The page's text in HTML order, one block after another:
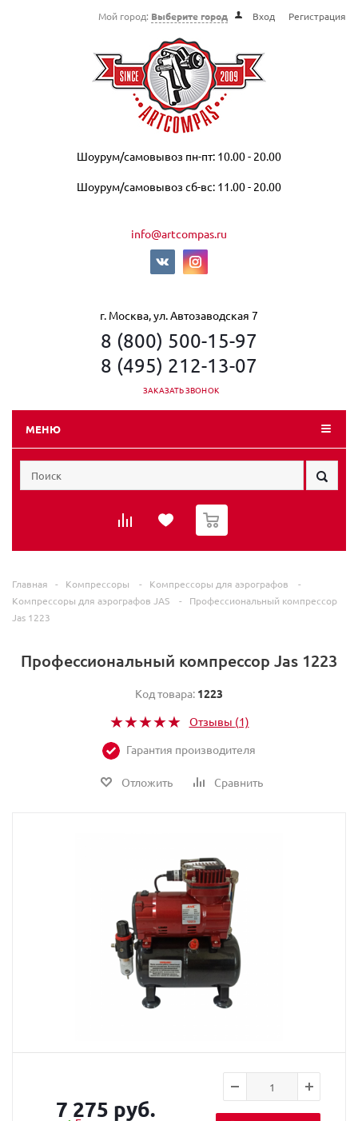
Мой город: Выберите город Вход Регистрация
Шоурум/самовывоз пн-пт: 10.00 - 20.00
Шоурум/самовывоз сб-вс: 11.00 - 20.00
info@artcompas.ru
г. Москва, ул. Автозаводская 7
8 (800) 500-15-97
8 (495) 212-13-07
ЗАКАЗАТЬ ЗВОНОК
МЕНЮ
0
Главная - Компрессоры - Компрессоры для аэрографов
-
Компрессоры для аэрографов JAS
-
Профессиональный компрессор
Jas 1223
Профессиональный компрессор Jas 1223
Код товара: 1223
Отзывы (1)
Гарантия производителя
Отложить Сравнить
7 275 руб.